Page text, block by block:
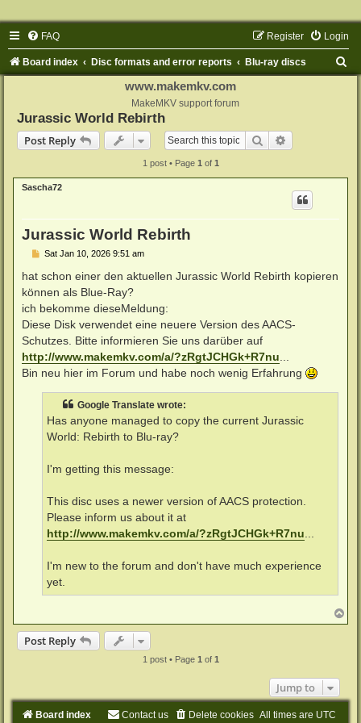
FAQ Login
Register
Board index Disc formats and error reports Blu-ray discs
www.makemkv.com
MakeMKV support forum
Jurassic World Rebirth
Post Reply
Search
1 post • Page 1 of 1
Sascha72
Jurassic World Rebirth
P
s
Sat Jan 10, 2026 9:51 am
hat schon einer den aktuellen Jurassic World Rebirth kopieren
können als Blue-Ray?
ich bekomme dieseMeldung:
Diese Disk verwendet eine neuere Version des AACS-
Schutzes. Bitte informieren Sie uns darüber auf
http://www.makemkv.com/a/?zRgtJCHGk+R7nu...
Bin neu hier im Forum und habe noch wenig Erfahrung
Google Translate wrote:
Has anyone managed to copy the current Jurassic
World: Rebirth to Blu-ray?
I'm getting this message:
This disc uses a newer version of AACS protection.
Please inform us about it at
http://www.makemkv.com/a/?zRgtJCHGk+R7nu...
I'm new to the forum and don't have much experience
yet.
o
Post Reply
1 post • Page 1 of 1
Jump to
Board index All times are UTC
Delete cookies
Contact us